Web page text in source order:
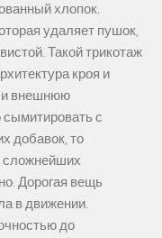
хлопок.
удаляет пушок,
Такой трикотаж
кроя и
внешнюю
с
добавок, то
сложнейших
Дорогая вещь
в движении.
до